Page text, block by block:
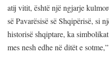
atij vitit, është një ngjarje
së Pavarësisë së Shqipërisë, si
historisë shqiptare, ka
mes nesh edhe në ditët e